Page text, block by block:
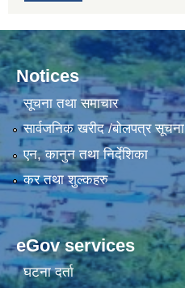
Notices
सूचना तथा समाचार
सार्वजनिक खरीद /बोलपत्र सूचना
एन, कानुन तथा निर्देशिका
कर तथा शुल्कहरु
eGov services
घटना दर्ता